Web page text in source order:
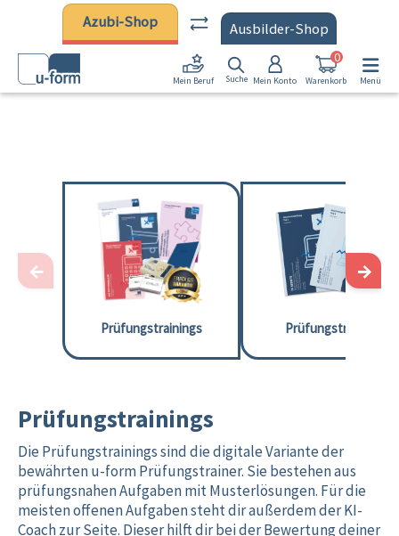
Zum Hauptinhalt springen
Azubi-Shop Ausbilder-Shop
Mein Beruf Suche Mein Konto Warenkorb
0
Menü
←
Prüfungstrainings Prüfungstrainer
→
Prüfungstrainings
Die Prüfungstrainings sind die digitale Variante der
bewährten u-form Prüfungstrainer. Sie bestehen aus
prüfungsnahen Aufgaben mit Musterlösungen. Für die
meisten offenen Aufgaben steht dir außerdem der KI-
Coach zur Seite. Dieser hilft dir bei der Bewertung deiner